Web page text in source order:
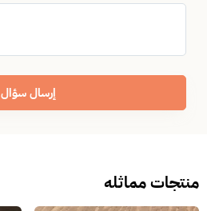
إرسال سؤال
منتجات مماثله